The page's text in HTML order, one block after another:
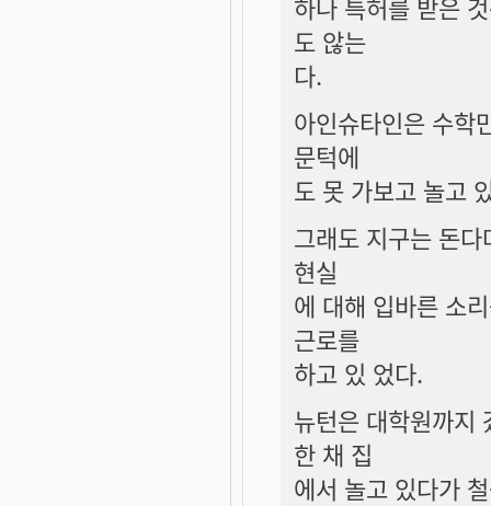
도 않는
다.
아인슈타인은 수학
문턱에
도 못 가보고 놀고
그래도 지구는 돈
현실
에 대해 입바른 소
근로를
하고 있 었다.
뉴턴은 대학원까지
한 채 집
에서 놀고 있다가